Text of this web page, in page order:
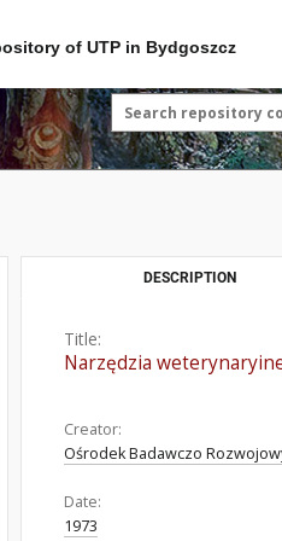
of UTP in Bydgoszcz
DESCRIPTION
Title:
Narzędzia
Creator:
Ośrodek Badawczo
Date:
1973